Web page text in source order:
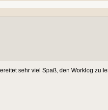
sehr viel Spaß, den Worklog zu